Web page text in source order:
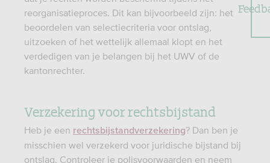
reorganisatieproces. Dit kan bijvoorbeeld zijn: het
beoordelen van selectiecriteria voor ontslag,
uitzoeken of het wettelijk allemaal klopt en het
verdedigen van je belangen bij het UWV of de
kantonrechter.
Verzekering voor rechtsbijstand
Heb je een rechtsbijstandverzekering? Dan ben je
misschien wel verzekerd voor juridische bijstand bij
ontslag. Controleer je polisvoorwaarden en neem